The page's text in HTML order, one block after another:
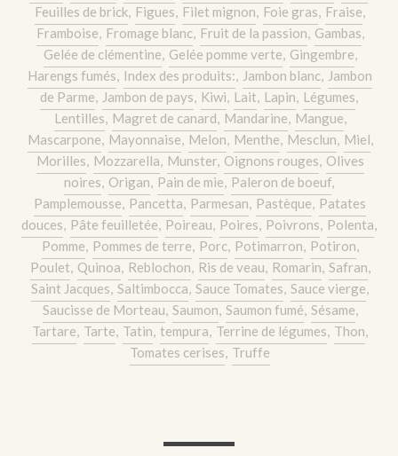
Feuilles de brick, Figues, Filet mignon, Foie gras, Fraise,
Framboise, Fromage blanc, Fruit de la passion, Gambas,
Gelée de clémentine, Gelée pomme verte, Gingembre,
Harengs fumés, Index des produits:, Jambon blanc, Jambon
de Parme, Jambon de pays, Kiwi, Lait, Lapin, Légumes,
Lentilles, Magret de canard, Mandarine, Mangue,
Mascarpone, Mayonnaise, Melon, Menthe, Mesclun, Miel,
Morilles, Mozzarella, Munster, Oignons rouges, Olives
noires, Origan, Pain de mie, Paleron de boeuf,
Pamplemousse, Pancetta, Parmesan, Pastèque, Patates
douces, Pâte feuilletée, Poireau, Poires, Poivrons, Polenta,
Pomme, Pommes de terre, Porc, Potimarron, Potiron,
Poulet, Quinoa, Reblochon, Ris de veau, Romarin, Safran,
Saint Jacques, Saltimbocca, Sauce Tomates, Sauce vierge,
Saucisse de Morteau, Saumon, Saumon fumé, Sésame,
Tartare, Tarte, Tatin, tempura, Terrine de légumes, Thon,
Tomates cerises, Truffe